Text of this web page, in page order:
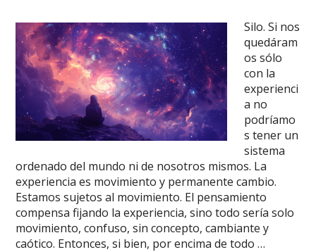
Silo. Si nos
quedáram
os sólo
con la
experienci
a no
podríamo
s tener un
sistema
ordenado del mundo ni de nosotros mismos. La
experiencia es movimiento y permanente cambio.
Estamos sujetos al movimiento. El pensamiento
compensa fijando la experiencia, sino todo sería solo
movimiento, confuso, sin concepto, cambiante y
caótico. Entonces, si bien, por encima de todo …